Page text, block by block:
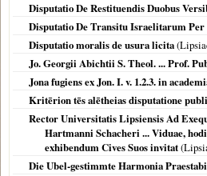
Disputatio De Restituendis Duobus
Disputatio De Transitu Israelitarum Per
Disputatio moralis de usura licita(
Jo. Georgii Abichtii S. Theol. ... Prof.
Jona fugiens ex Jon. I. v. 1.2.3. in
Kritērion tēs alētheias disputatione
Rector Universitatis Lipsiensis Ad
Hartmanni Schacheri ... Viduae,
exhibendum Cives Suos invitat(
Die Ubel-gestimmte Harmonia